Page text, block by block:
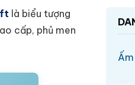
là biểu tượng
cấp, phủ men